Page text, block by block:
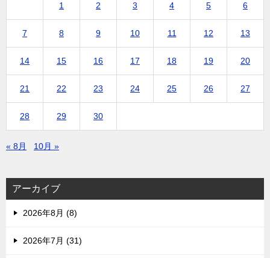
1 2 3 4 5 6
7 8 9 10 11 12 13
14 15 16 17 18 19 20
21 22 23 24 25 26 27
28 29 30
« 8月 10月 »
アーカイブ
2026年8月 (8)
2026年7月 (31)